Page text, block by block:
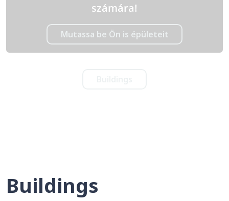
számára!
Mutassa be Ön is épületeit
Buildings